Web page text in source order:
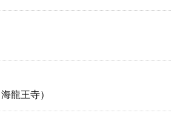
龍王寺）